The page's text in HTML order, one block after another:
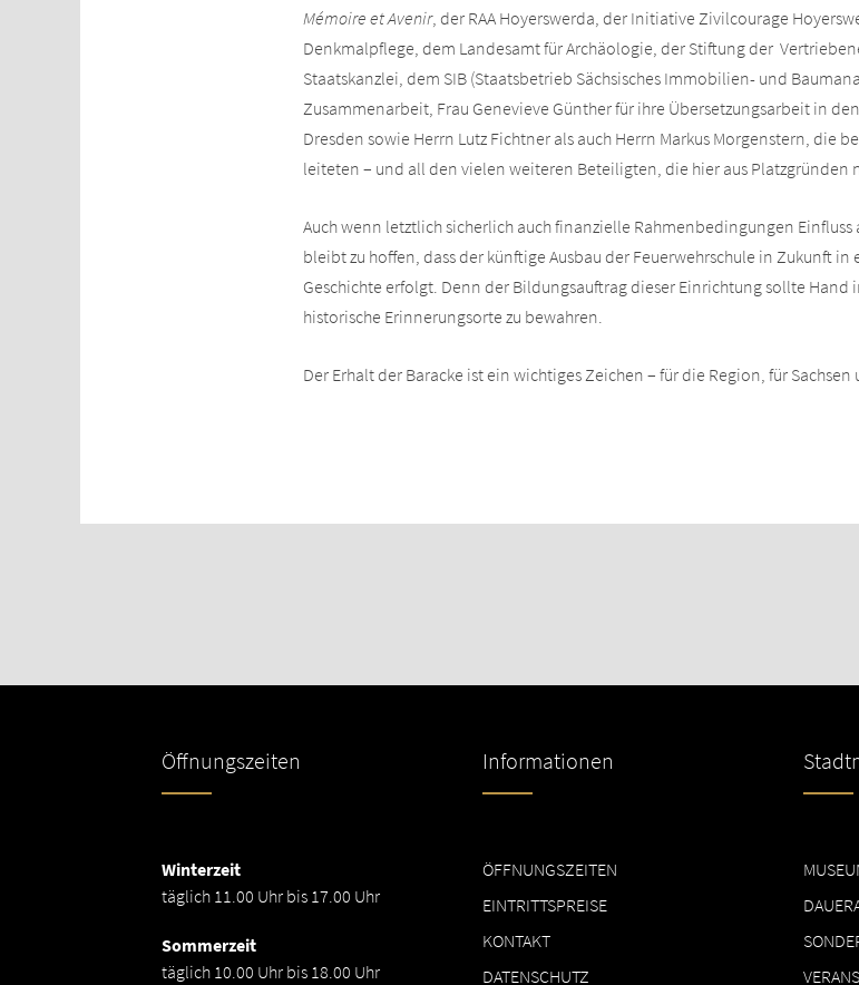
Mémoire et Avenir, der RAA Hoyerswerda, der Initiative Zivilcourage
Denkmalpflege, dem Landesamt für Archäologie, der Stiftung der
Staatskanzlei, dem SIB (Staatsbetrieb Sächsisches Immobilien- und
Zusammenarbeit, Frau Genevieve Günther für ihre Übersetzungsarbeit in
Dresden sowie Herrn Lutz Fichtner als auch Herrn Markus Morgenstern, die
leiteten – und all den vielen weiteren Beteiligten, die hier aus
Auch wenn letztlich sicherlich auch finanzielle Rahmenbedingungen
bleibt zu hoffen, dass der künftige Ausbau der Feuerwehrschule in Zukunft
Geschichte erfolgt. Denn der Bildungsauftrag dieser Einrichtung sollte
historische Erinnerungsorte zu bewahren.
Der Erhalt der Baracke ist ein wichtiges Zeichen – für die Region, für Sachsen
Öffnungszeiten
Winterzeit
täglich 11.00 Uhr bis 17.00 Uhr
Sommerzeit
täglich 10.00 Uhr bis 18.00 Uhr
Informationen
ÖFFNUNGSZEITEN
EINTRITTSPREISE
KONTAKT
DATENSCHUTZ